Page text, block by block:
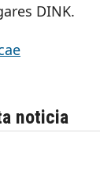
DINK.
noticia